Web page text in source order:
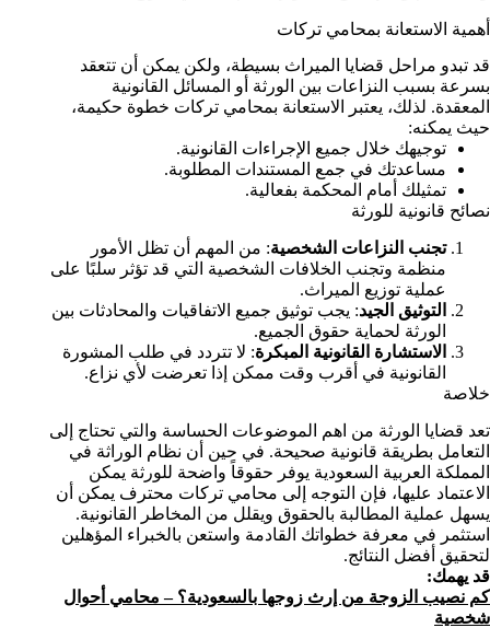
أهمية الاستعانة بمحامي تركات
قد تبدو مراحل قضايا الميراث بسيطة، ولكن يمكن أن تتعقد
بسرعة بسبب النزاعات بين الورثة أو المسائل القانونية
المعقدة. لذلك، يعتبر الاستعانة بمحامي تركات خطوة حكيمة،
حيث يمكنه:
توجيهك خلال جميع الإجراءات القانونية.
مساعدتك في جمع المستندات المطلوبة.
تمثيلك أمام المحكمة بفعالية.
نصائح قانونية للورثة
تجنب النزاعات الشخصية: من المهم أن تظل الأمور
منظمة وتجنب الخلافات الشخصية التي قد تؤثر سلبًا على
عملية توزيع الميراث.
التوثيق الجيد: يجب توثيق جميع الاتفاقيات والمحادثات بين
الورثة لحماية حقوق الجميع.
الاستشارة القانونية المبكرة: لا تتردد في طلب المشورة
القانونية في أقرب وقت ممكن إذا تعرضت لأي نزاع.
خلاصة
تعد قضايا الورثة من اهم الموضوعات الحساسة والتي تحتاج إلى
التعامل بطريقة قانونية صحيحة. في حين أن نظام الوراثة في
المملكة العربية السعودية يوفر حقوقاً واضحة للورثة يمكن
الاعتماد عليها، فإن التوجه إلى محامي تركات محترف يمكن أن
يسهل عملية المطالبة بالحقوق ويقلل من المخاطر القانونية.
استثمر في معرفة خطواتك القادمة واستعن بالخبراء المؤهلين
لتحقيق أفضل النتائج.
قد يهمك:
كم نصيب الزوجة من إرث زوجها بالسعودية؟ – محامي أحوال
شخصية